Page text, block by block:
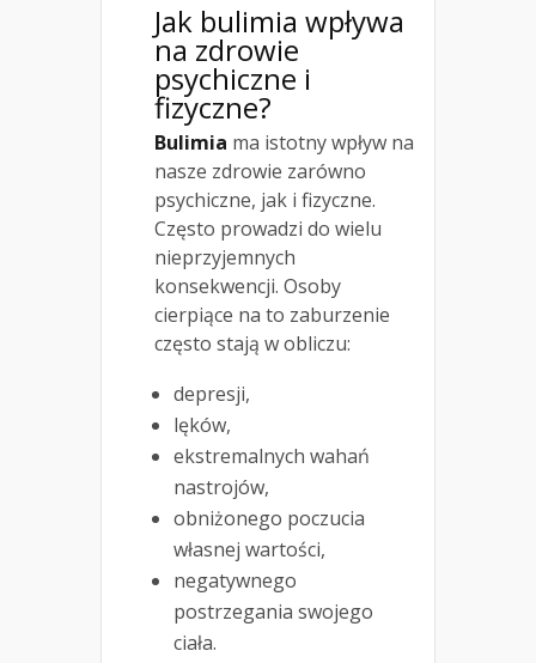
Jak bulimia wpływa
na zdrowie
psychiczne i
fizyczne?
Bulimia ma istotny wpływ na
nasze zdrowie zarówno
psychiczne, jak i fizyczne.
Często prowadzi do wielu
nieprzyjemnych
konsekwencji. Osoby
cierpiące na to zaburzenie
często stają w obliczu:
depresji,
lęków,
ekstremalnych wahań
nastrojów,
obniżonego poczucia
własnej wartości,
negatywnego
postrzegania swojego
ciała.